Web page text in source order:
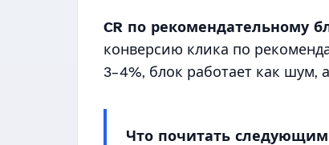
CR по рекомендательному
конверсию клика по
3–4%, блок работает как шум,
Что почитать следующим